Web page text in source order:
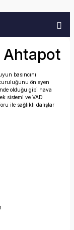
Ahtapot
basıncını
önleyen
olduğu gibi hava
sistemi ve VAD
ile sağlıklı dalışlar